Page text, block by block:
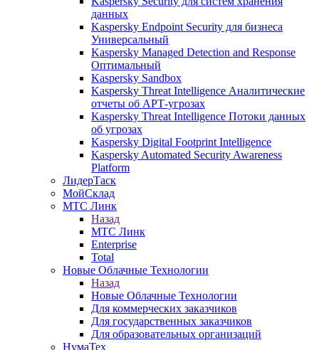
данных
Kaspersky Endpoint Security для бизнеса
Универсальный
Kaspersky Managed Detection and Response
Оптимальный
Kaspersky Sandbox
Kaspersky Threat Intelligence Аналитические
отчеты об АРТ-угрозах
Kaspersky Threat Intelligence Потоки данных
об угрозах
Kaspersky Digital Footprint Intelligence
Kaspersky Automated Security Awareness
Platform
ЛидерТаск
МойСклад
МТС Линк
Назад
МТС Линк
Enterprise
Total
Новые Облачные Технологии
Назад
Новые Облачные Технологии
Для коммерческих заказчиков
Для государственных заказчиков
Для образовательных организаций
НумаТех